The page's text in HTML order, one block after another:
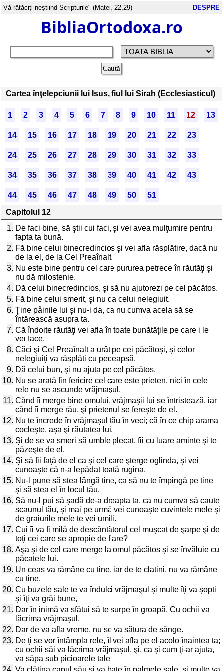
Vă rătăciţi neştiind Scripturile" (Matei, 22,29) DESPRE
BibliaOrtodoxa.ro
Cartea înţelepciunii lui Isus, fiul lui Sirah (Ecclesiasticul)
1 2 3 4 5 6 7 8 9 10 11 12 13
14 15 16 17 18 19 20 21 22 23
24 25 26 27 28 29 30 31 32 33
34 35 36 37 38 39 40 41 42 43
44 45 46 47 48 49 50
51
Capitolul 12
1. De faci bine, să ştii cui faci, şi vei avea mulţumire pentru
fapta ta bună.
2. Fă bine celui binecredincios şi vei afla răsplătire, dacă nu
de la el, de la Cel Preaînalt.
3. Nu este bine pentru cel care pururea petrece în răutăţi şi
nu dă milostenie.
4. Dă celui binecredincios, şi să nu ajutorezi pe cel păcătos.
5. Fă bine celui smerit, şi nu da celui nelegiuit.
6. Ţine pâinile lui şi nu-i da, ca nu cumva acela să se
întărească asupra ta.
7. Că îndoite răutăţi vei afla în toate bunătăţile pe care i le
vei face.
8. Căci şi Cel Preaînalt a urât pe cei păcătoşi, şi celor
nelegiuiţi va răsplăti cu pedeapsă.
9. Dă celui bun, şi nu ajuta pe cel păcătos.
10. Nu se arată fin fericire cel care este prieten, nici în cele
rele nu se ascunde vrăjmaşul.
11. Când îi merge bine omului, vrăjmaşii lui se întristează, iar
când îi merge rău, şi prietenul se fereşte de el.
12. Nu te încrede în vrăjmaşul tău în veci; că în ce chip arama
cocleşte, aşa şi răutatea lui.
13. Şi de se va smeri să umble plecat, fii cu luare aminte şi te
păzeşte de el.
14. Şi să fii faţă de el ca şi cel care şterge oglinda, şi vei
cunoaşte că n-a lepădat toată rugina.
15. Nu-l pune să stea lângă tine, ca să nu te împingă pe tine
şi să stea el în locul tău.
16. Să nu-l pui să şadă de-a dreapta ta, ca nu cumva să caute
scaunul tău, şi mai pe urmă vei cunoaşte cuvintele mele şi
de graiurile mele te vei umili.
17. Cui îi va fi milă de descântătorul cel muşcat de şarpe şi de
toţi cei care se apropie de fiare?
18. Aşa şi de cel care merge la omul păcătos şi se învăluie cu
păcatele lui.
19. Un ceas va rămâne cu tine, iar de te clatini, nu va rămâne
cu tine.
20. Cu buzele sale te va îndulci vrăjmaşul şi multe îţi va şopti
şi îţi va grăi bune,
21. Dar în inimă va sfătui să te surpe în groapă. Cu ochii va
lăcrima vrăjmaşul,
22. Dar de va afla vreme, nu se va sătura de sânge.
23. De ţi se vor întâmpla rele, îl vei afla pe el acolo înaintea ta;
cu ochii săi va lăcrima vrăjmaşul, şi, ca şi cum ţi-ar ajuta,
va săpa sub picioarele tale.
24. Va clătina capul său şi va bate în palmele sale, şi multe va